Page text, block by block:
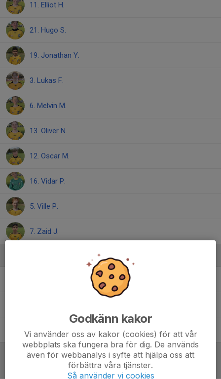
11. Elliot H.
21. Hugo S.
19. Jonathan Y.
3. Lukas F.
6. Melvin M.
13. Oliver N.
12. Oscar M.
16. Vidar P.
5. Ville P.
7. Zaid J.
Tränare
Viktor Kennerud Tränare
Godkänn kakor
Vi använder oss av kakor (cookies) för att vår
webbplats ska fungera bra för dig. De används
även för webbanalys i syfte att hjälpa oss att
förbättra våra tjänster.
Så använder vi cookies